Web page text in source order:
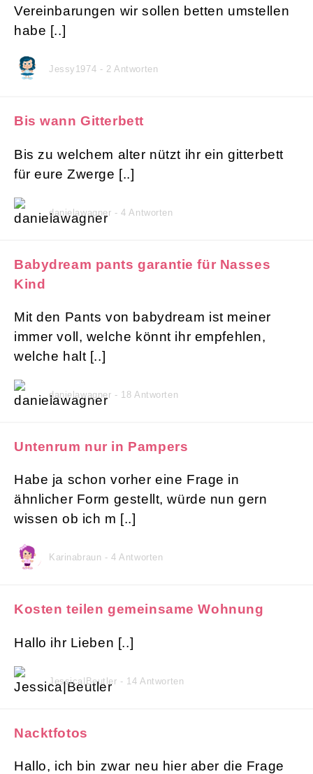
Vereinbarungen wir sollen betten umstellen
habe [..]
Jessy1974 - 2 Antworten
Bis wann Gitterbett
Bis zu welchem alter nützt ihr ein gitterbett
für eure Zwerge [..]
danielawagner - 4 Antworten
Babydream pants garantie für Nasses
Kind
Mit den Pants von babydream ist meiner
immer voll, welche könnt ihr empfehlen,
welche halt [..]
danielawagner - 18 Antworten
Untenrum nur in Pampers
Habe ja schon vorher eine Frage in
ähnlicher Form gestellt, würde nun gern
wissen ob ich m [..]
Karinabraun - 4 Antworten
Kosten teilen gemeinsame Wohnung
Hallo ihr Lieben [..]
Jessica|Beutler - 14 Antworten
Nacktfotos
Hallo, ich bin zwar neu hier aber die Frage